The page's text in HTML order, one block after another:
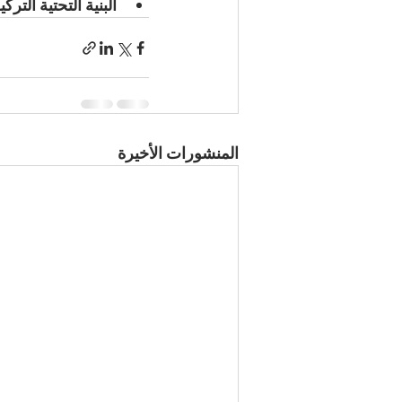
البنية التحتية
المنشورات الأخيرة